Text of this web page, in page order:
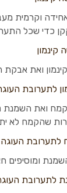
וקרמית
כדי שכל
ואת אבקת
ואת השמנת
שהקמח לא
ומוסיפים